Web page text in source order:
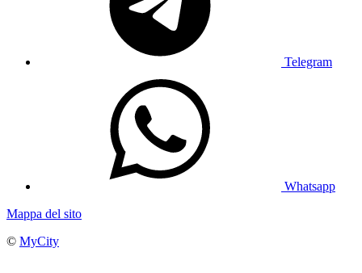
Telegram
Whatsapp
Mappa del sito
© MyCity